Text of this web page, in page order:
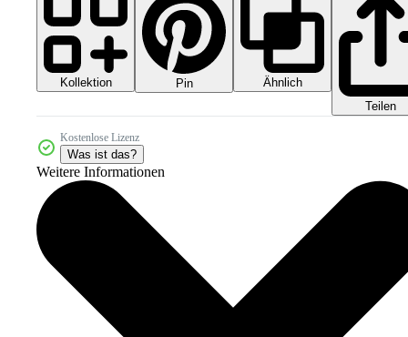
Kollektion Pin
Ähnlich
Teilen
Kostenlose Lizenz
Was ist das?
Weitere Informationen